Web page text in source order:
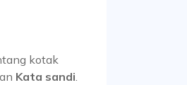
kotak
Kata sandi.